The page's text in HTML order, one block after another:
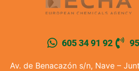
605 34 91 92
Av. de Benacazón s/n, Nave –